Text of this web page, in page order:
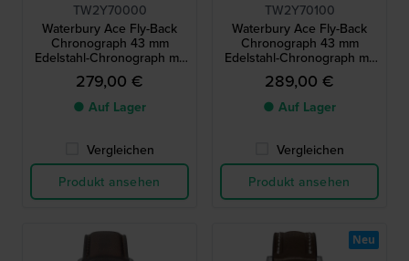
TW2Y70000
Waterbury Ace Fly-Back
Chronograph 43 mm
Edelstahl-Chronograph mit
Pilotenfunktion
279,00 €
● Auf Lager
Vergleichen
Produkt ansehen
TW2Y70100
Waterbury Ace Fly-Back
Chronograph 43 mm
Edelstahl-Chronograph mit
Pilotenfunktion
289,00 €
● Auf Lager
Vergleichen
Produkt ansehen
Neu